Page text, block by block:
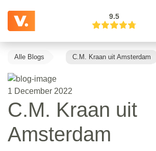
9.5
Alle Blogs C.M. Kraan uit Amsterdam
1 December 2022
C.M. Kraan uit
Amsterdam